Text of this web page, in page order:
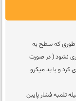
که سطح به
نشود ( در صورت
کرد و با پد میکرو
تلمبه فشار پایین